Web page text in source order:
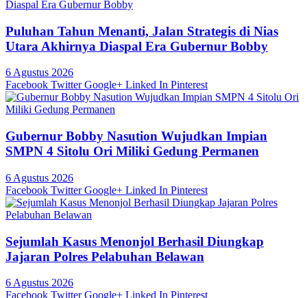
Puluhan Tahun Menanti, Jalan Strategis di Nias
Utara Akhirnya Diaspal Era Gubernur Bobby
6 Agustus 2026
Facebook Twitter Google+ Linked In Pinterest
Gubernur Bobby Nasution Wujudkan Impian
SMPN 4 Sitolu Ori Miliki Gedung Permanen
6 Agustus 2026
Facebook Twitter Google+ Linked In Pinterest
Sejumlah Kasus Menonjol Berhasil Diungkap
Jajaran Polres Pelabuhan Belawan
6 Agustus 2026
Facebook Twitter Google+ Linked In Pinterest